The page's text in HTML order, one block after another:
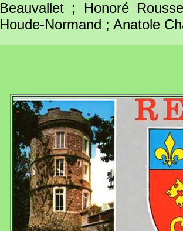
Beauvallet ; Honoré
Houde-Normand ; Anatole